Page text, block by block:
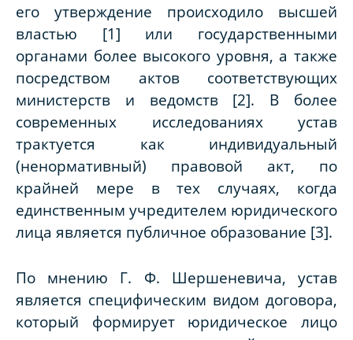
его утверждение происходило высшей
властью [1] или государственными
органами более высокого уровня, а также
посредством актов соответствующих
министерств и ведомств [2]. В более
современных исследованиях устав
трактуется как индивидуальный
(ненормативный) правовой акт, по
крайней мере в тех случаях, когда
единственным учредителем юридического
лица является публичное образование [3].
По мнению Г. Ф. Шершеневича, устав
является специфическим видом договора,
который формирует юридическое лицо